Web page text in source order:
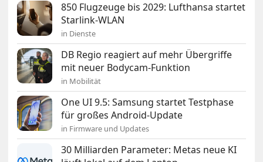
850 Flugzeuge bis 2029: Lufthansa startet
Starlink-WLAN
in Dienste
DB Regio reagiert auf mehr Übergriffe
mit neuer Bodycam-Funktion
in Mobilität
One UI 9.5: Samsung startet Testphase
für großes Android-Update
in Firmware und Updates
30 Milliarden Parameter: Metas neue KI